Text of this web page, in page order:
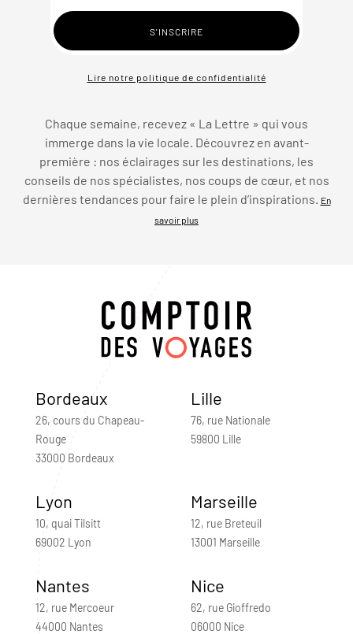
Lire notre politique de confidentialité
Chaque semaine, recevez « La Lettre » qui vous
immerge dans la vie locale. Découvrez en avant-
première : nos éclairages sur les destinations, les
conseils de nos spécialistes, nos coups de cœur, et nos
dernières tendances pour faire le plein d’inspirations. En
savoir plus
Bordeaux
26, cours du Chapeau-
Rouge
33000 Bordeaux
Lille
76, rue Nationale
59800 Lille
Lyon
10, quai Tilsitt
69002 Lyon
Marseille
12, rue Breteuil
13001 Marseille
Nantes
12, rue Mercoeur
44000 Nantes
Nice
62, rue Gioffredo
06000 Nice